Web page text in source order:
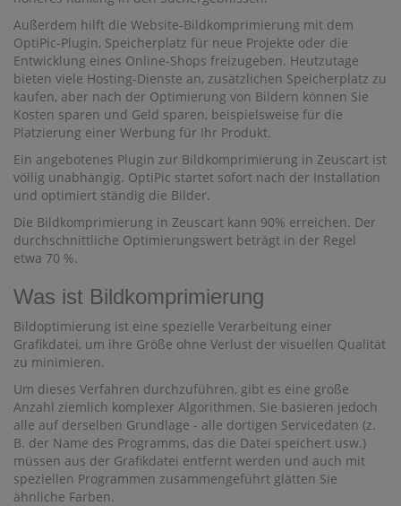
Außerdem hilft die Website-Bildkomprimierung mit dem
OptiPic-Plugin, Speicherplatz für neue Projekte oder die
Entwicklung eines Online-Shops freizugeben. Heutzutage
bieten viele Hosting-Dienste an, zusätzlichen Speicherplatz zu
kaufen, aber nach der Optimierung von Bildern können Sie
Kosten sparen und Geld sparen, beispielsweise für die
Platzierung einer Werbung für Ihr Produkt.
Ein angebotenes Plugin zur Bildkomprimierung in Zeuscart ist
völlig unabhängig. OptiPic startet sofort nach der Installation
und optimiert ständig die Bilder.
Die Bildkomprimierung in Zeuscart kann 90% erreichen. Der
durchschnittliche Optimierungswert beträgt in der Regel
etwa 70 %.
Was ist Bildkomprimierung
Bildoptimierung ist eine spezielle Verarbeitung einer
Grafikdatei, um ihre Größe ohne Verlust der visuellen Qualität
zu minimieren.
Um dieses Verfahren durchzuführen, gibt es eine große
Anzahl ziemlich komplexer Algorithmen. Sie basieren jedoch
alle auf derselben Grundlage - alle dortigen Servicedaten (z.
B. der Name des Programms, das die Datei speichert usw.)
müssen aus der Grafikdatei entfernt werden und auch mit
speziellen Programmen zusammengeführt glätten Sie
ähnliche Farben.